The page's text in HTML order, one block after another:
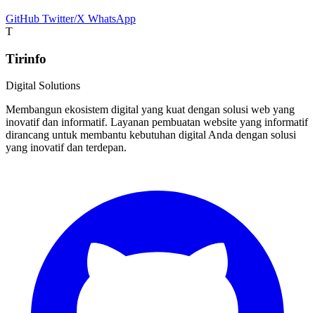
GitHub Twitter/X WhatsApp
T
Tirinfo
Digital Solutions
Membangun ekosistem digital yang kuat dengan solusi web yang
inovatif dan informatif. Layanan pembuatan website yang informatif
dirancang untuk membantu kebutuhan digital Anda dengan solusi
yang inovatif dan terdepan.